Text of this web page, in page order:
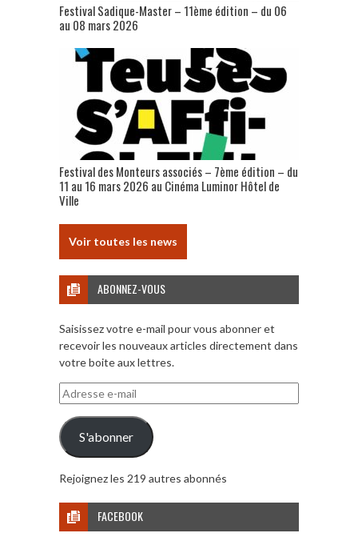
Festival Sadique-Master – 11ème édition – du 06
au 08 mars 2026
Festival des Monteurs associés – 7ème édition – du
11 au 16 mars 2026 au Cinéma Luminor Hôtel de
Ville
Voir toutes les news
ABONNEZ-VOUS
Saisissez votre e-mail pour vous abonner et
recevoir les nouveaux articles directement dans
votre boite aux lettres.
Adresse
e-
mail
S'abonner
Rejoignez les 219 autres abonnés
FACEBOOK